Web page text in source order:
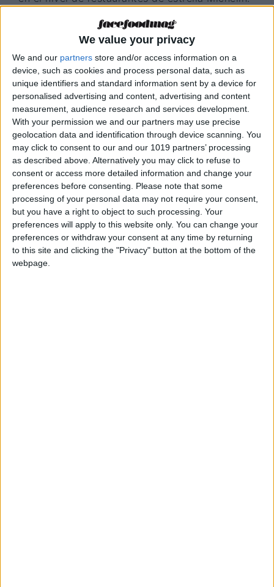
We value your privacy
We and our partners store and/or access information on a
device, such as cookies and process personal data, such as
unique identifiers and standard information sent by a device for
personalised advertising and content, advertising and content
measurement, audience research and services development.
With your permission we and our partners may use precise
geolocation data and identification through device scanning. You
may click to consent to our and our 1019 partners’ processing
as described above. Alternatively you may click to refuse to
consent or access more detailed information and change your
preferences before consenting.
Please note that some
processing of your personal data may not require your consent,
but you have a right to object to such processing. Your
preferences will apply to this website only. You can change your
preferences or withdraw your consent at any time by returning
to this site and clicking the "Privacy" button at the bottom of the
webpage.
comensales en un concepto de comedor
compartido, este será mi reto, pero mi
formación y capacidad de organización me
asegurarán los trucos adecuados para llevar a
cabo el trabajo.